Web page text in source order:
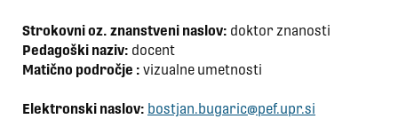
Strokovni oz. znanstveni naslov: doktor znanosti
Pedagoški naziv: docent
Matično področje : vizualne umetnosti
Elektronski naslov: bostjan.bugaric@pef.upr.si